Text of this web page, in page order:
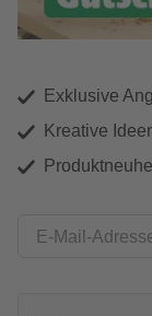
Exklusive
Kreative
E-Mail-